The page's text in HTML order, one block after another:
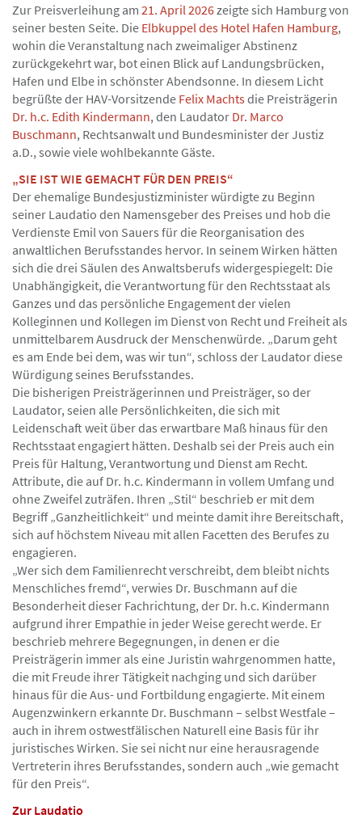
Zur Preisverleihung am 21. April 2026zeigte sich Hamburg von
seiner besten Seite. Die Elbkuppel des Hotel Hafen Hamburg,
wohin die Veranstaltung nach zweimaliger Abstinenz
zurückgekehrt war, bot einen Blick auf Landungsbrücken,
Hafen und Elbe in schönster Abendsonne. In diesem Licht
begrüßte der HAV-Vorsitzende Felix Machtsdie Preisträgerin
Dr. h.c. Edith Kindermann, den Laudator Dr. Marco
Buschmann, Rechtsanwalt und Bundesminister der Justiz
a.D., sowie viele wohlbekannte Gäste.
„SIE IST WIE GEMACHT FÜR DEN PREIS“
Der ehemalige Bundesjustizminister würdigte zu Beginn
seiner Laudatio den Namensgeber des Preises und hob die
Verdienste Emil von Sauers für die Reorganisation des
anwaltlichen Berufsstandes hervor. In seinem Wirken hätten
sich die drei Säulen des Anwaltsberufs widergespiegelt: Die
Unabhängigkeit, die Verantwortung für den Rechtsstaat als
Ganzes und das persönliche Engagement der vielen
Kolleginnen und Kollegen im Dienst von Recht und Freiheit als
unmittelbarem Ausdruck der Menschenwürde. „Darum geht
es am Ende bei dem, was wir tun“, schloss der Laudator diese
Würdigung seines Berufsstandes.
Die bisherigen Preisträgerinnen und Preisträger, so der
Laudator, seien alle Persönlichkeiten, die sich mit
Leidenschaft weit über das erwartbare Maß hinaus für den
Rechtsstaat engagiert hätten. Deshalb sei der Preis auch ein
Preis für Haltung, Verantwortung und Dienst am Recht.
Attribute, die auf Dr. h.c. Kindermann in vollem Umfang und
ohne Zweifel zuträfen. Ihren „Stil“ beschrieb er mit dem
Begriff „Ganzheitlichkeit“ und meinte damit ihre Bereitschaft,
sich auf höchstem Niveau mit allen Facetten des Berufes zu
engagieren.
„Wer sich dem Familienrecht verschreibt, dem bleibt nichts
Menschliches fremd“, verwies Dr. Buschmann auf die
Besonderheit dieser Fachrichtung, der Dr. h.c. Kindermann
aufgrund ihrer Empathie in jeder Weise gerecht werde. Er
beschrieb mehrere Begegnungen, in denen er die
Preisträgerin immer als eine Juristin wahrgenommen hatte,
die mit Freude ihrer Tätigkeit nachging und sich darüber
hinaus für die Aus- und Fortbildung engagierte. Mit einem
Augenzwinkern erkannte Dr. Buschmann – selbst Westfale –
auch in ihrem ostwestfälischen Naturell eine Basis für ihr
juristisches Wirken. Sie sei nicht nur eine herausragende
Vertreterin ihres Berufsstandes, sondern auch „wie gemacht
für den Preis“.
Zur Laudatio